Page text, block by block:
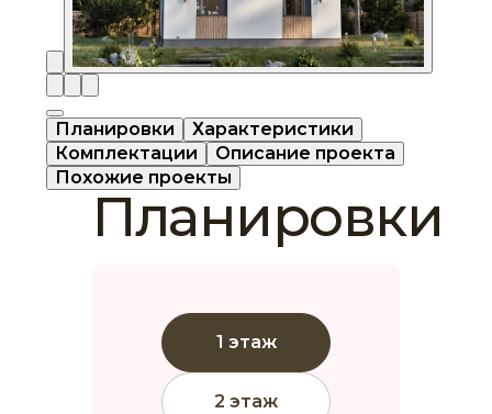
Планировки
Характеристики
Комплектации
Описание проекта
Похожие проекты
Планировки
1 этаж
2 этаж